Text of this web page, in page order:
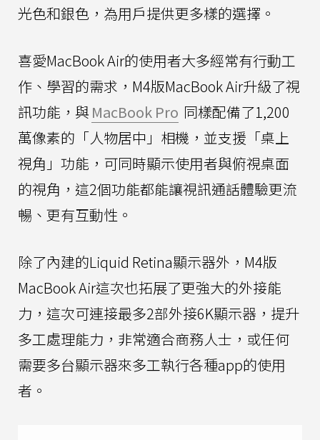
光色和銀色，為用戶提供更多樣的選擇。
喜愛MacBook Air的使用者大多經常有行動工
作、學習的需求，M4版MacBook Air升級了視
訊功能，與 MacBook Pro 同樣配備了1,200
萬像素的「人物居中」相機，並支援「桌上
視角」功能，可同時顯示使用者與俯視桌面
的視角，這2個功能都能讓視訊通話體驗更流
暢、更有互動性。
除了內建的Liquid Retina顯示器外，M4版
MacBook Air這次也拓展了更強大的外接能
力，這次可連接最多2部外接6K顯示器，提升
多工處理能力，非常適合商務人士，或任何
需要多台顯示器來多工執行各種app的使用
者。